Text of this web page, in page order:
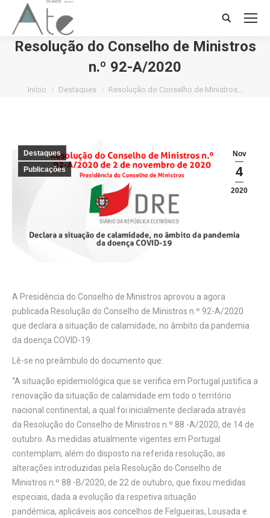
Search:
Resolução do Conselho de Ministros
n.º 92-A/2020
Você está aqui:
Início Destaques Resolução do Conselho de Ministros…
Nov
4
2020
Destaques
Publicações
A Presidência do Conselho de Ministros aprovou a agora
publicada Resolução do Conselho de Ministros n.º 92-A/2020
que declara a situação de calamidade, no âmbito da pandemia
da doença COVID-19.
Lê-se no preâmbulo do documento que:
“A situação epidemiológica que se verifica em Portugal justifica a
renovação da situação de calamidade em todo o território
nacional continental, a qual foi inicialmente declarada através
da Resolução do Conselho de Ministros n.º 88 -A/2020, de 14 de
outubro. As medidas atualmente vigentes em Portugal
contemplam, além do disposto na referida resolução, as
alterações introduzidas pela Resolução do Conselho de
Ministros n.º 88 -B/2020, de 22 de outubro, que fixou medidas
especiais, dada a evolução da respetiva situação
pandémica, aplicáveis aos concelhos de Felgueiras, Lousada e